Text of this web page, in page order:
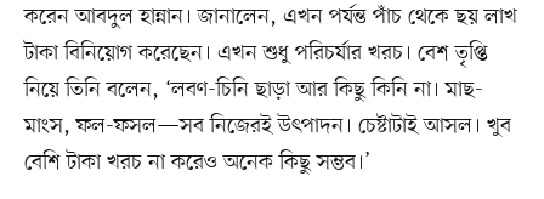
করেন আবদুল হান্নান। জানালেন, এখন পর্যন্ত পাঁচ থেকে ছয় লাখ
টাকা বিনিয়োগ করেছেন। এখন শুধু পরিচর্যার খরচ। বেশ তৃপ্তি
নিয়ে তিনি বলেন, ‘লবণ-চিনি ছাড়া আর কিছু কিনি না। মাছ-
মাংস, ফল-ফসল—সব নিজেরই উৎপাদন। চেষ্টাটাই আসল। খুব
বেশি টাকা খরচ না করেও অনেক কিছু সম্ভব।’